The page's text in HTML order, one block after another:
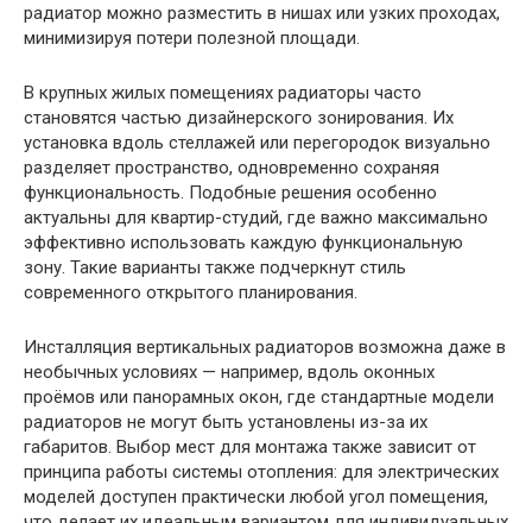
радиатор можно разместить в нишах или узких проходах,
минимизируя потери полезной площади.
В крупных жилых помещениях радиаторы часто
становятся частью дизайнерского зонирования. Их
установка вдоль стеллажей или перегородок визуально
разделяет пространство, одновременно сохраняя
функциональность. Подобные решения особенно
актуальны для квартир-студий, где важно максимально
эффективно использовать каждую функциональную
зону. Такие варианты также подчеркнут стиль
современного открытого планирования.
Инсталляция вертикальных радиаторов возможна даже в
необычных условиях — например, вдоль оконных
проёмов или панорамных окон, где стандартные модели
радиаторов не могут быть установлены из-за их
габаритов. Выбор мест для монтажа также зависит от
принципа работы системы отопления: для электрических
моделей доступен практически любой угол помещения,